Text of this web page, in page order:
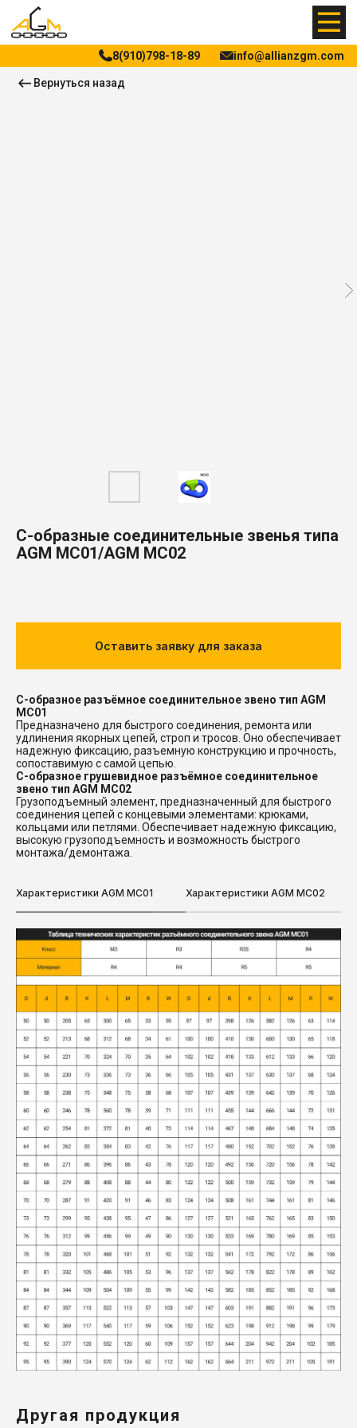
C-образные соединительные звенья типа
AGM MC01/AGM MC02
Оставить заявку для заказа
C-образное разъёмное соединительное звено тип AGM
MC01
Предназначено для быстрого соединения, ремонта или
удлинения якорных цепей, строп и тросов. Оно обеспечивает
надежную фиксацию, разъемную конструкцию и прочность,
сопоставимую с самой цепью.
C-образное грушевидное разъёмное соединительное
звено тип AGM MC02
Грузоподъемный элемент, предназначенный для быстрого
соединения цепей с концевыми элементами: крюками,
кольцами или петлями. Обеспечивает надежную фиксацию,
высокую грузоподъемность и возможность быстрого
монтажа/демонтажа.
Характеристики AGM MC01 Характеристики AGM MC02
Другая продукция